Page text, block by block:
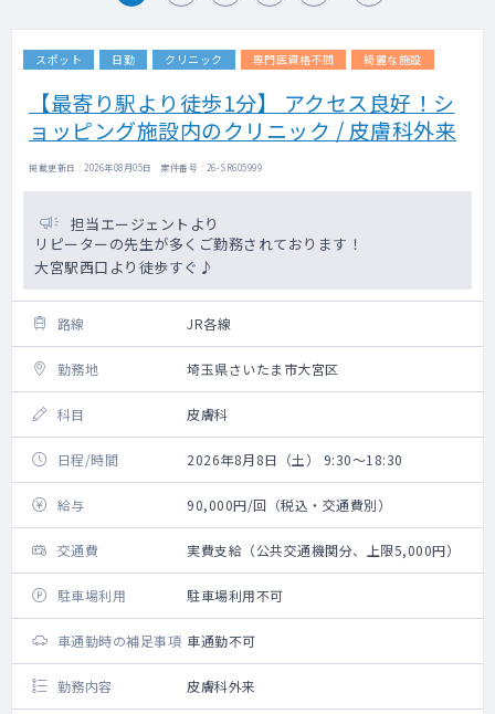
スポット 日勤 クリニック 専門医資格不問 綺麗な施設
【最寄り駅より徒歩1分】 アクセス良好！シ
ョッピング施設内のクリニック / 皮膚科外来
掲載更新日 : 2026年08月05日 案件番号 : 26-SR605999
担当エージェントより
リピーターの先生が多くご勤務されております！
大宮駅西口より徒歩すぐ♪
路線 JR各線
勤務地 埼玉県さいたま市大宮区
科目 皮膚科
日程/時間 2026年8月8日（土） 9:30～18:30
給与 90,000円/回（税込・交通費別）
交通費 実費支給（公共交通機関分、上限5,000円）
駐車場利用 駐車場利用不可
車通勤時の補足事項 車通勤不可
勤務内容 皮膚科外来